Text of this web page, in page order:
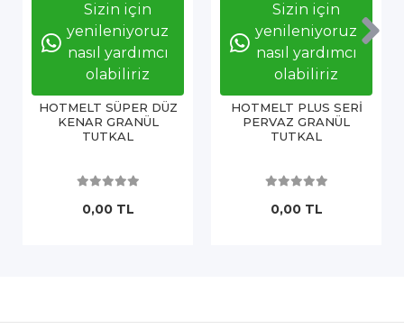
Sizin için
yenileniyoruz
nasıl yardımcı
olabiliriz
HOTMELT SÜPER DÜZ
KENAR GRANÜL
TUTKAL
0,00 TL
Sizin için
yenileniyoruz
nasıl yardımcı
olabiliriz
HOTMELT PLUS SERİ
PERVAZ GRANÜL
TUTKAL
0,00 TL